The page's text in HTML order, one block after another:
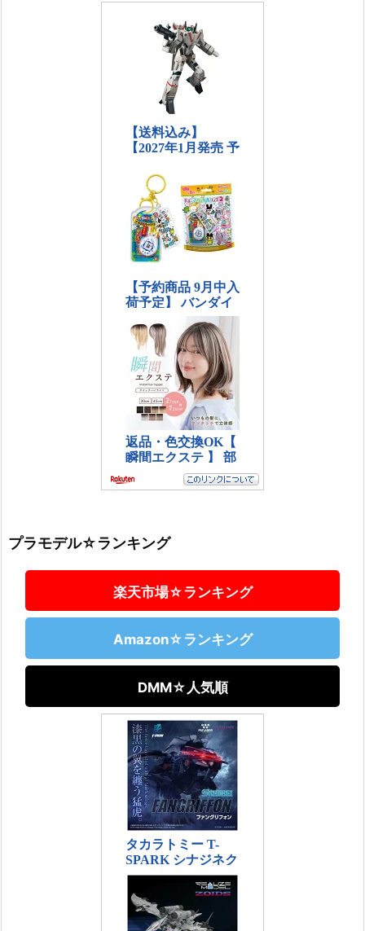
プラモデル☆ランキング
楽天市場☆ランキング
Amazon☆ランキング
DMM☆人気順